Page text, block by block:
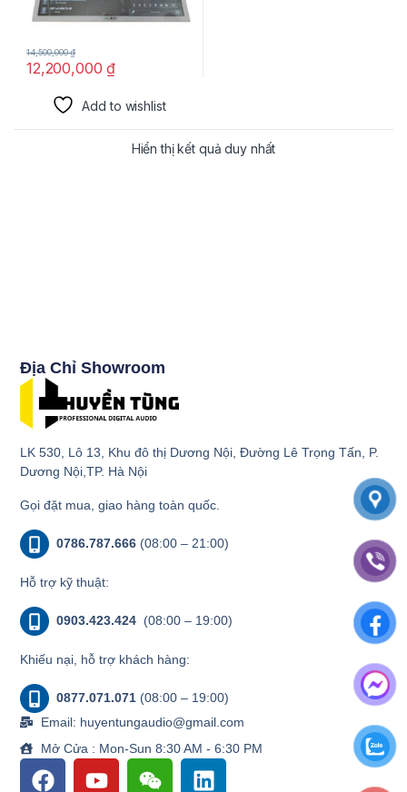
12,200,000₫
14,500,000₫
Add to wishlist
Hiển thị kết quả duy nhất
Địa Chỉ Showroom
LK 530, Lô 13, Khu đô thị Dương Nội, Đường Lê Trọng Tấn, P.
Dương Nội,TP. Hà Nội
Gọi đặt mua, giao hàng toàn quốc.
0786.787.666 (08:00 – 21:00)
Hỗ trợ kỹ thuật:
0903.423.424 (08:00 – 19:00)
Khiếu nại, hỗ trợ khách hàng:
0877.071.071 (08:00 – 19:00)
Email: huyentungaudio@gmail.com
Mở Cửa : Mon-Sun 8:30 AM - 6:30 PM